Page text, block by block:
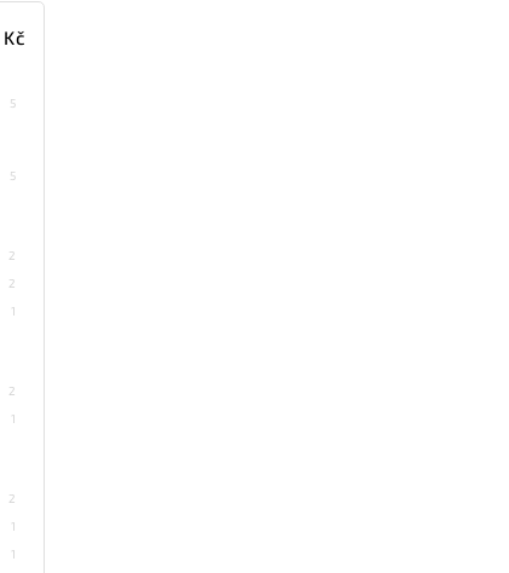
Kč
5
5
2
2
1
2
1
2
1
1